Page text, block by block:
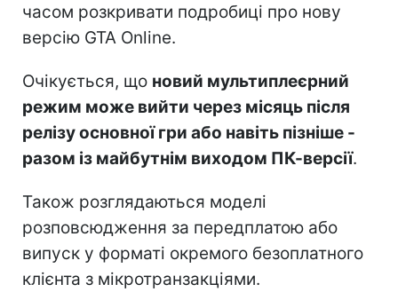
часом розкривати подробиці про нову
версію GTA Online.
Очікується, що новий мультиплеєрний
режим може вийти через місяць після
релізу основної гри або навіть пізніше -
разом із майбутнім виходом ПК-версії.
Також розглядаються моделі
розповсюдження за передплатою або
випуск у форматі окремого безоплатного
клієнта з мікротранзакціями.